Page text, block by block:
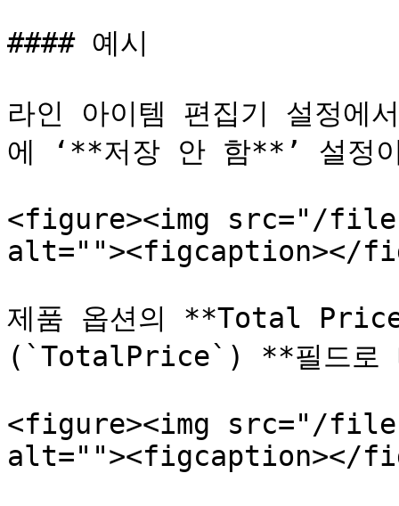
#### 예시
라인 아이템 편집기 설정
에 ‘**저장 안 함**’ 설정
<figure><img src="/
alt=""><figcaption></
제품 옵션의 **Total
(`TotalPrice`) **필드로
<figure><img src="/files/
alt=""><figcaption></